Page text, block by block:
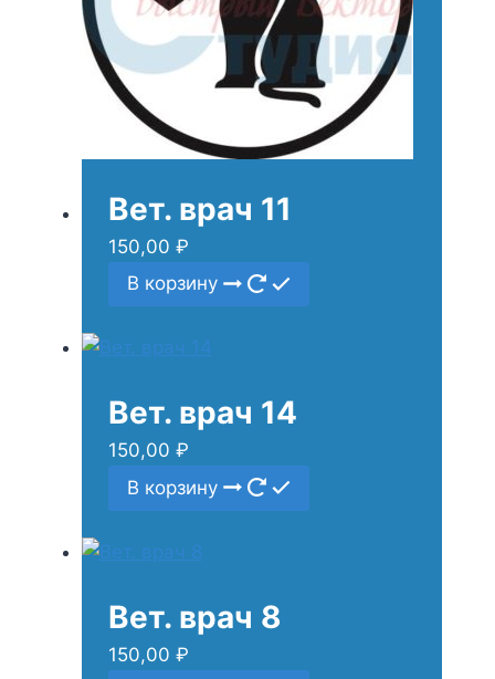
Вет. врач 11
150,00 ₽
В корзину
Вет. врач 14
150,00 ₽
В корзину
Вет. врач 8
150,00 ₽